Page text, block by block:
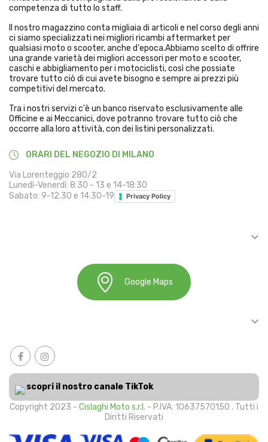
competenza di tutto lo staff.
Il nostro magazzino conta migliaia di articoli e nel corso degli anni
ci siamo specializzati nei migliori ricambi aftermarket per
qualsiasi moto o scooter, anche d'epoca.Abbiamo scelto di offrire
una grande varietà dei migliori accessori per moto e scooter,
caschi e abbigliamento per i motociclisti, così che possiate
trovare tutto ciò di cui avete bisogno e sempre ai prezzi più
competitivi del mercato.
Tra i nostri servizi c'è un banco riservato esclusivamente alle
Officine e ai Meccanici, dove potranno trovare tutto ciò che
occorre alla loro attività, con dei listini personalizzati.
ORARI DEL NEGOZIO DI MILANO
Via Lorenteggio 280/2
Lunedì-Venerdì: 8:30 - 13 e 14-18:30
Sabato: 9-12.30 e 14.30-19
Privacy Policy

Google Maps

scopri il nostro canale TikTok
Copyright 2023 - Cislaghi Moto s.r.l. - P.IVA: 10637570150 . Tutti i
Diritti Riservati